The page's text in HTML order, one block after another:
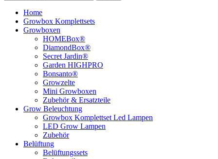
Home
Growbox Komplettsets
Growboxen
HOMEBox®
DiamondBox®
Secret Jardin®
Garden HIGHPRO
Bonsanto®
Growzelte
Mini Growboxen
Zubehör & Ersatzteile
Grow Beleuchtung
Growbox Komplettset Led Lampen
LED Grow Lampen
Zubehör
Belüftung
Belüftungssets